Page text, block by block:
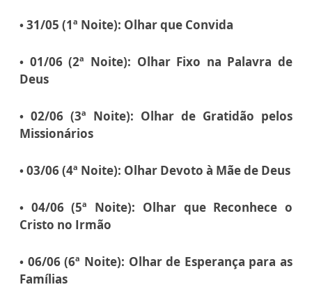
• 31/05 (1ª Noite): Olhar que Convida
• 01/06 (2ª Noite): Olhar Fixo na Palavra de
Deus
• 02/06 (3ª Noite): Olhar de Gratidão pelos
Missionários
• 03/06 (4ª Noite): Olhar Devoto à Mãe de Deus
• 04/06 (5ª Noite): Olhar que Reconhece o
Cristo no Irmão
• 06/06 (6ª Noite): Olhar de Esperança para as
Famílias